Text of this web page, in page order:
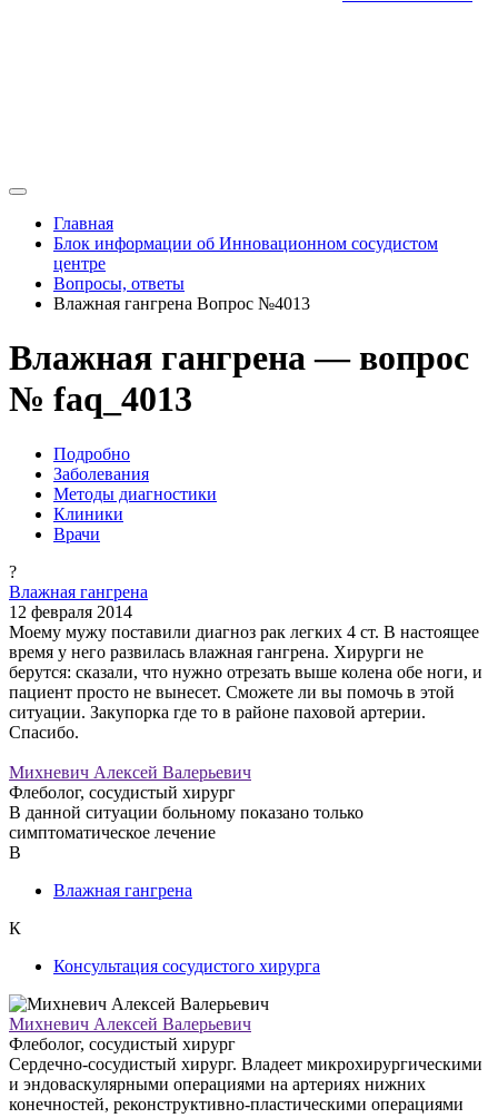
Главная
Блок информации об Инновационном сосудистом
центре
Вопросы, ответы
Влажная гангрена Вопрос №4013
Влажная гангрена — вопрос
№ faq_4013
Подробно
Заболевания
Методы диагностики
Клиники
Врачи
?
Влажная гангрена
12 февраля 2014
Моему мужу поставили диагноз рак легких 4 ст. В настоящее
время у него развилась влажная гангрена. Хирурги не
берутся: сказали, что нужно отрезать выше колена обе ноги, и
пациент просто не вынесет. Сможете ли вы помочь в этой
ситуации. Закупорка где то в районе паховой артерии.
Спасибо.
Михневич Алексей Валерьевич
Флеболог, сосудистый хирург
В данной ситуации больному показано только
симптоматическое лечение
В
Влажная гангрена
К
Консультация сосудистого хирурга
Михневич Алексей Валерьевич
Флеболог, сосудистый хирург
Сердечно-сосудистый хирург. Владеет микрохирургическими
и эндоваскулярными операциями на артериях нижних
конечностей, реконструктивно-пластическими операциями